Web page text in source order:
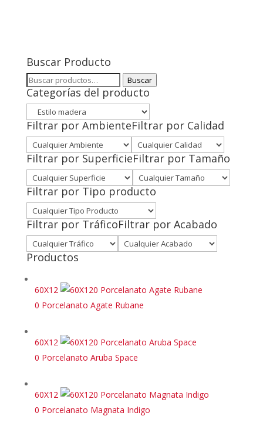
Buscar Producto
Buscar
por:
Buscar
Categorías del producto
Filtrar por AmbienteFiltrar por Calidad
Filtrar por SuperficieFiltrar por Tamaño
Filtrar por Tipo producto
Filtrar por TráficoFiltrar por Acabado
Productos
60X12
0 Porcelanato Agate Rubane
60X12
0 Porcelanato Aruba Space
60X12
0 Porcelanato Magnata Indigo